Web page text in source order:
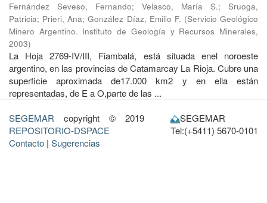
Fernández Seveso, Fernando; Velasco, María S.; Sruoga,
Patricia; Prieri, Ana;González Díaz, Emilio F. (Servicio Geológico
Minero Argentino. Instituto de Geología y Recursos Minerales,
2003)
La Hoja 2769-IV/III, Fiambalá, está situada enel noroeste
argentino, en las provincias de Catamarcay La Rioja. Cubre una
superficie aproximada de17.000 km2 y en ella están
representadas, de E a O,parte de las ...
SEGEMAR copyright © 2019
REPOSITORIO-DSPACE
Contacto | Sugerencias
SEGEMAR
Tel:(+5411) 5670-0101